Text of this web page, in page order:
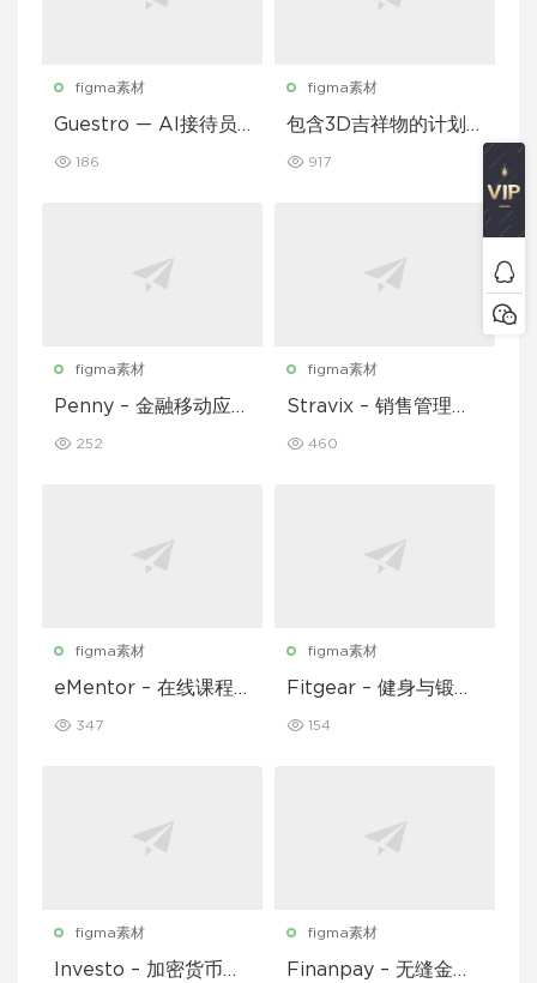
figma素材
Guestro — AI接待员
186
figma素材
包含3D吉祥物的计划
计UI套件
917
figma素材
Penny – 金融移动应用
252
figma素材
Stravix – 销售管理仪
460
figma素材
eMentor – 在线课程
UI Kit
347
figma素材
Fitgear – 健身与锻炼
154
figma素材
Investo – 加密货币应
figma素材
Finanpay – 无缝金融